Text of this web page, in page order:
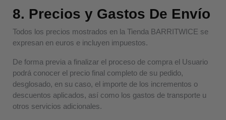
8. Precios y Gastos De Envío
Todos los precios mostrados en la Tienda BARRITWICE se
expresan en euros e incluyen impuestos.
De forma previa a finalizar el proceso de compra el Usuario
podrá conocer el precio final completo de su pedido,
desglosado, en su caso, el importe de los incrementos o
descuentos aplicados, así como los gastos de transporte u
otros servicios adicionales.